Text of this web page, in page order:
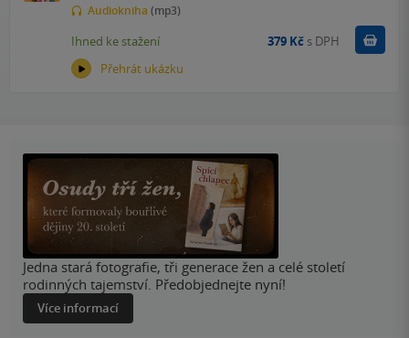
Audiokniha (mp3)
Přehrát ukázku
Ihned ke stažení 379 Kč s DPH Koupit
Jedna stará fotografie, tři generace žen a celé století
rodinných tajemství. Předobjednejte nyní!
Více informací